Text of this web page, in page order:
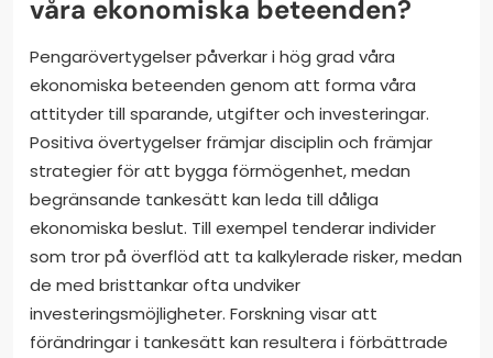
våra ekonomiska beteenden?
Pengarövertygelser påverkar i hög grad våra
ekonomiska beteenden genom att forma våra
attityder till sparande, utgifter och investeringar.
Positiva övertygelser främjar disciplin och främjar
strategier för att bygga förmögenhet, medan
begränsande tankesätt kan leda till dåliga
ekonomiska beslut. Till exempel tenderar individer
som tror på överflöd att ta kalkylerade risker, medan
de med bristtankar ofta undviker
investeringsmöjligheter. Forskning visar att
förändringar i tankesätt kan resultera i förbättrade